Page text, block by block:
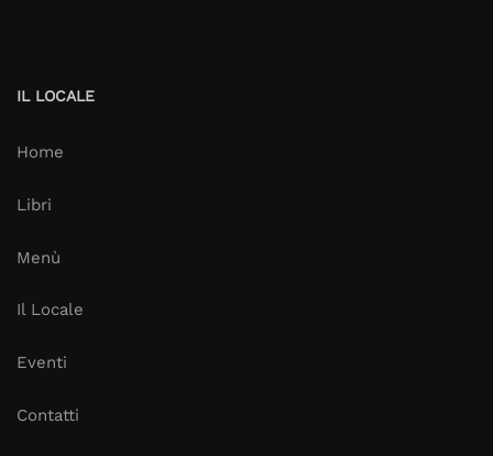
IL LOCALE
Home
Libri
Menù
Il Locale
Eventi
Contatti